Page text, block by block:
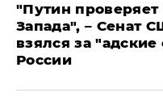
"Путин
Запада", – Сенат
взялся за
России